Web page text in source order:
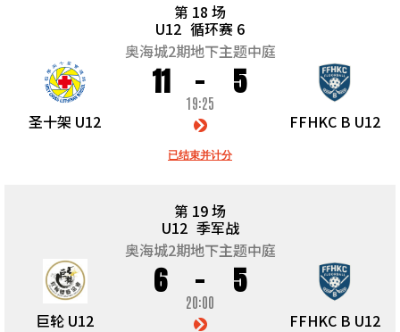
第 18 场
U12 循环赛 6
奥海城2期地下主题中庭
圣十架 U12
11 5
19:25
已结束并计分
FFHKC B U12
第 19 场
U12 季军战
奥海城2期地下主题中庭
巨轮 U12
6 5
20:00
FFHKC B U12